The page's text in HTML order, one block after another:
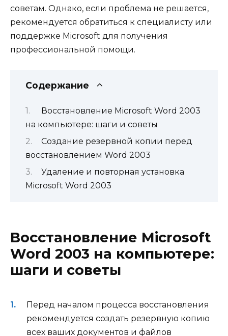
советам. Однако, если проблема не решается,
рекомендуется обратиться к специалисту или
поддержке Microsoft для получения
профессиональной помощи.
Содержание
Восстановление Microsoft Word 2003
на компьютере: шаги и советы
Создание резервной копии перед
восстановлением Word 2003
Удаление и повторная установка
Microsoft Word 2003
Восстановление Microsoft
Word 2003 на компьютере:
шаги и советы
Перед началом процесса восстановления
рекомендуется создать резервную копию
всех ваших документов и файлов